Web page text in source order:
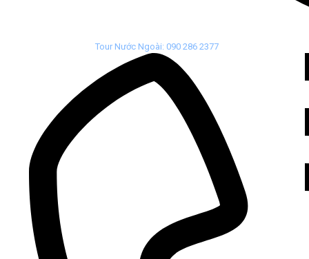
Tour Nước Ngoài: 090 286 2377